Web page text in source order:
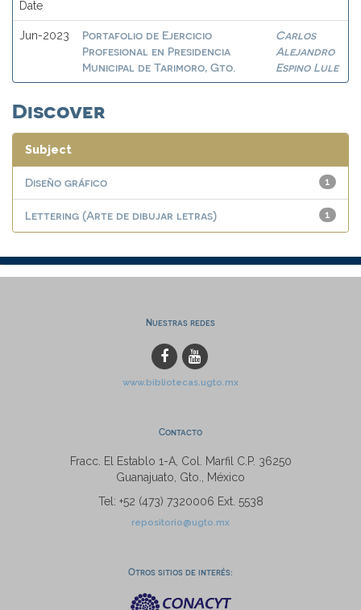
Date
Jun-2023
Portafolio de Ejercicio
Profesional en Presidencia
Municipal de Tarimoro, Gto.
Carlos
Alejandro
Espino Lule
Discover
Subject
1
Diseño gráfico
1
Lettering (Arte de dibujar letras)
Nuestras redes
www.bibliotecas.ugto.mx
Contacto
Fracc. El Establo 1-A, Col. Marfil C.P. 36250
Guanajuato, Gto., México
Tel: +52 (473) 7320006 Ext. 5538
repositorio@ugto.mx
Otros sitios de interés: